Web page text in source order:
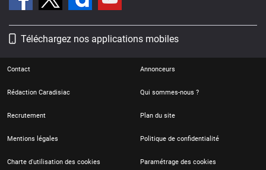
Téléchargez nos applications mobiles
Contact Annonceurs
Rédaction Caradisiac Qui sommes-nous ?
Recrutement Plan du site
Mentions légales Politique de confidentialité
Charte d'utilisation des cookies Paramétrage des cookies